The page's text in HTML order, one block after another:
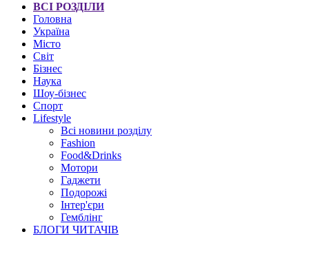
ВСІ РОЗДІЛИ
Головна
Україна
Місто
Світ
Бізнес
Наука
Шоу-бізнес
Спорт
Lifestyle
Всі новини розділу
Fashion
Food&Drinks
Мотори
Гаджети
Подорожі
Інтер'єри
Гемблінг
БЛОГИ ЧИТАЧІВ